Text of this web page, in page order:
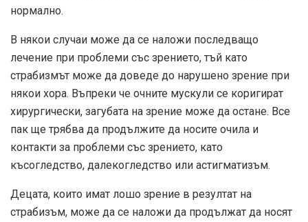
нормално.
В някои случаи може да се наложи последващо
лечение при проблеми със зрението, тъй като
страбизмът може да доведе до нарушено зрение при
някои хора. Въпреки че очните мускули се коригират
хирургически, загубата на зрение може да остане. Все
пак ще трябва да продължите да носите очила и
контакти за проблеми със зрението, като
късогледство, далекогледство или астигматизъм.
Децата, които имат лошо зрение в резултат на
страбизъм, може да се наложи да продължат да носят